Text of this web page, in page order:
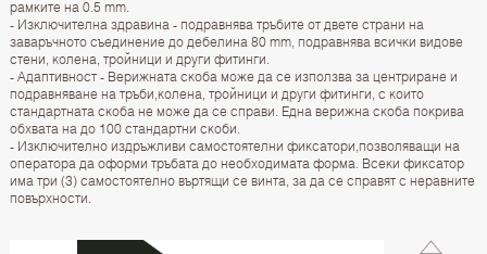
рамките на 0.5 mm.
- Изключителна здравина - подравнява тръбите от двете страни на
заваръчното съединение до дебелина 80 mm, подравнява всички видове
стени, колена, тройници и други фитинги.
- Адаптивност - Верижната скоба може да се използва за центриране и
подравняване на тръби,колена, тройници и други фитинги, с които
стандартната скоба не може да се справи. Една верижна скоба покрива
обхвата на до 100 стандартни скоби.
- Изключително издръжливи самостоятелни фиксатори,позволяващи на
оператора да оформи тръбата до необходимата форма. Всеки фиксатор
има три (3) самостоятелно въртящи се винта, за да се справят с неравните
повърхности.